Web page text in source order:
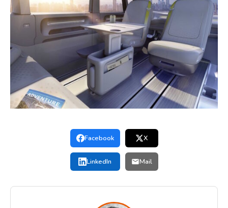
Facebook X
LinkedIn Mail